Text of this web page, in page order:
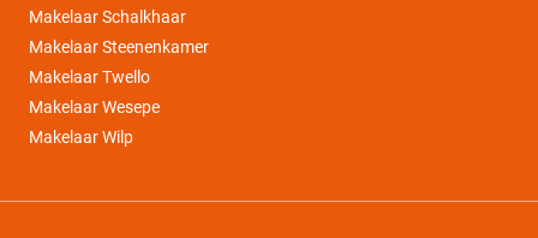
Makelaar Schalkhaar
Makelaar Steenenkamer
Makelaar Twello
Makelaar Wesepe
Makelaar Wilp